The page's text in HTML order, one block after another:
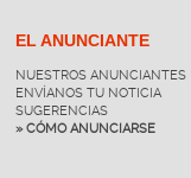
EL ANUNCIANTE
NUESTROS ANUNCIANTES
ENVÍANOS TU NOTICIA
SUGERENCIAS
» CÓMO ANUNCIARSE